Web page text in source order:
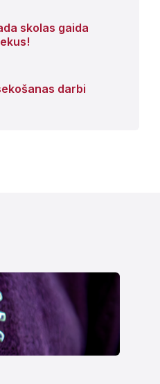
skolas gaida
darbi